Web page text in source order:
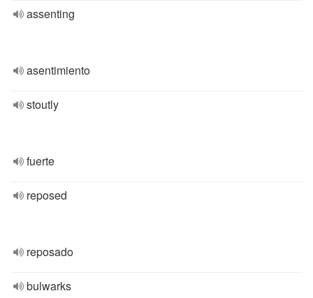
assenting
asentimiento
stoutly
fuerte
reposed
reposado
bulwarks